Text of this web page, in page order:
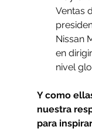
Ventas
Nissan
en
nivel
Y como
nuestra
para